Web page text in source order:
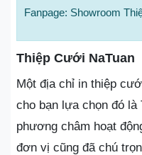
Fanpage: Showroom
Thiệp Cưới NaTuan
Một địa chỉ in thiệp
cho bạn lựa chọn đó
phương châm hoạt
đơn vị cũng đã chú